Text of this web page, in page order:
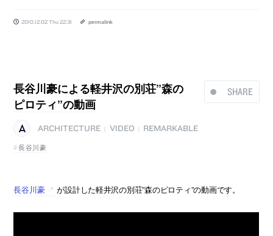
2010.12.02 Thu 22:31 permalink
SHARE
長谷川豪による軽井沢の別荘”森の
ピロティ”の動画
ARCHITECTURE VIDEO
REMARKABLE
長谷川豪
長谷川豪 が設計した軽井沢の別荘”森のピロティ”の動画です。